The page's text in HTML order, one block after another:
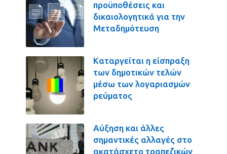
προϋποθέσεις και
δικαιολογητικά για την
Μεταδημότευση
Καταργείται η είσπραξη
των δημοτικών τελών
μέσω των λογαριασμών
ρεύματος
Αύξηση και άλλες
σημαντικές αλλαγές στο
ακατάσχετο τραπεζικών